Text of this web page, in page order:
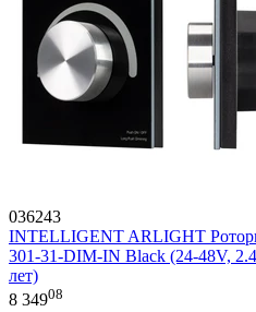
036243
INTELLIGENT ARLIGHT
301-31-DIM-IN Black (24-48V,
лет)
8 34908